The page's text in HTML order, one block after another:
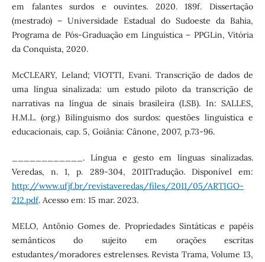
em falantes surdos e ouvintes. 2020. 189f. Dissertação
(mestrado) – Universidade Estadual do Sudoeste da Bahia,
Programa de Pós-Graduação em Linguística – PPGLin, Vitória
da Conquista, 2020.
McCLEARY, Leland; VIOTTI, Evani. Transcrição de dados de
uma língua sinalizada: um estudo piloto da transcrição de
narrativas na língua de sinais brasileira (LSB). In: SALLES,
H.M.L. (org.) Bilinguismo dos surdos: questões linguística e
educacionais, cap. 5, Goiânia: Cânone, 2007, p.73-96.
____________. Língua e gesto em línguas sinalizadas.
Veredas, n. 1, p. 289-304, 2011Tradução. Disponível em:
http://www.ufjf.br/revistaveredas/files/2011/05/ARTIGO-
212.pdf. Acesso em: 15 mar. 2023.
MELO, Antônio Gomes de. Propriedades Sintáticas e papéis
semânticos do sujeito em orações escritas
estudantes/moradores estrelenses. Revista Trama, Volume 13,